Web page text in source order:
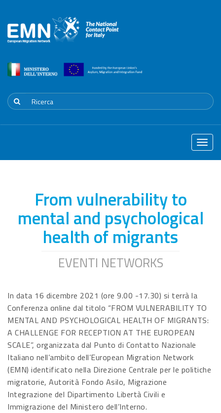
Toggle
From vulnerability to
mental and psychological
health of migrants
EVENTI NETWORKS
In data 16 dicembre 2021 (ore 9.00 -17.30) si terrà la
Conferenza online dal titolo “FROM VULNERABILITY TO
MENTAL AND PSYCHOLOGICAL HEALTH OF MIGRANTS:
A CHALLENGE FOR RECEPTION AT THE EUROPEAN
SCALE”, organizzata dal Punto di Contatto Nazionale
Italiano nell’ambito dell’European Migration Network
(EMN) identificato nella Direzione Centrale per le politiche
migratorie, Autorità Fondo Asilo, Migrazione
Integrazione del Dipartimento Libertà Civili e
Immigrazione del Ministero dell’Interno.